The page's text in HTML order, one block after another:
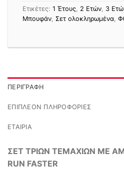
Ετικέτες: 1 Έτους 2 Ετών 3
Μπουφάν Σετ ολοκληρωμένα
ΠΕΡΙΓΡΑΦΉ
ΕΠΙΠΛΈΟΝ ΠΛΗΡΟΦΟΡΊΕΣ
ΕΤΑΙΡΊΑ
ΣΕΤ ΤΡΙΩΝ ΤΕΜΑΧΙΩΝ ΜΕ
RUN FASTER